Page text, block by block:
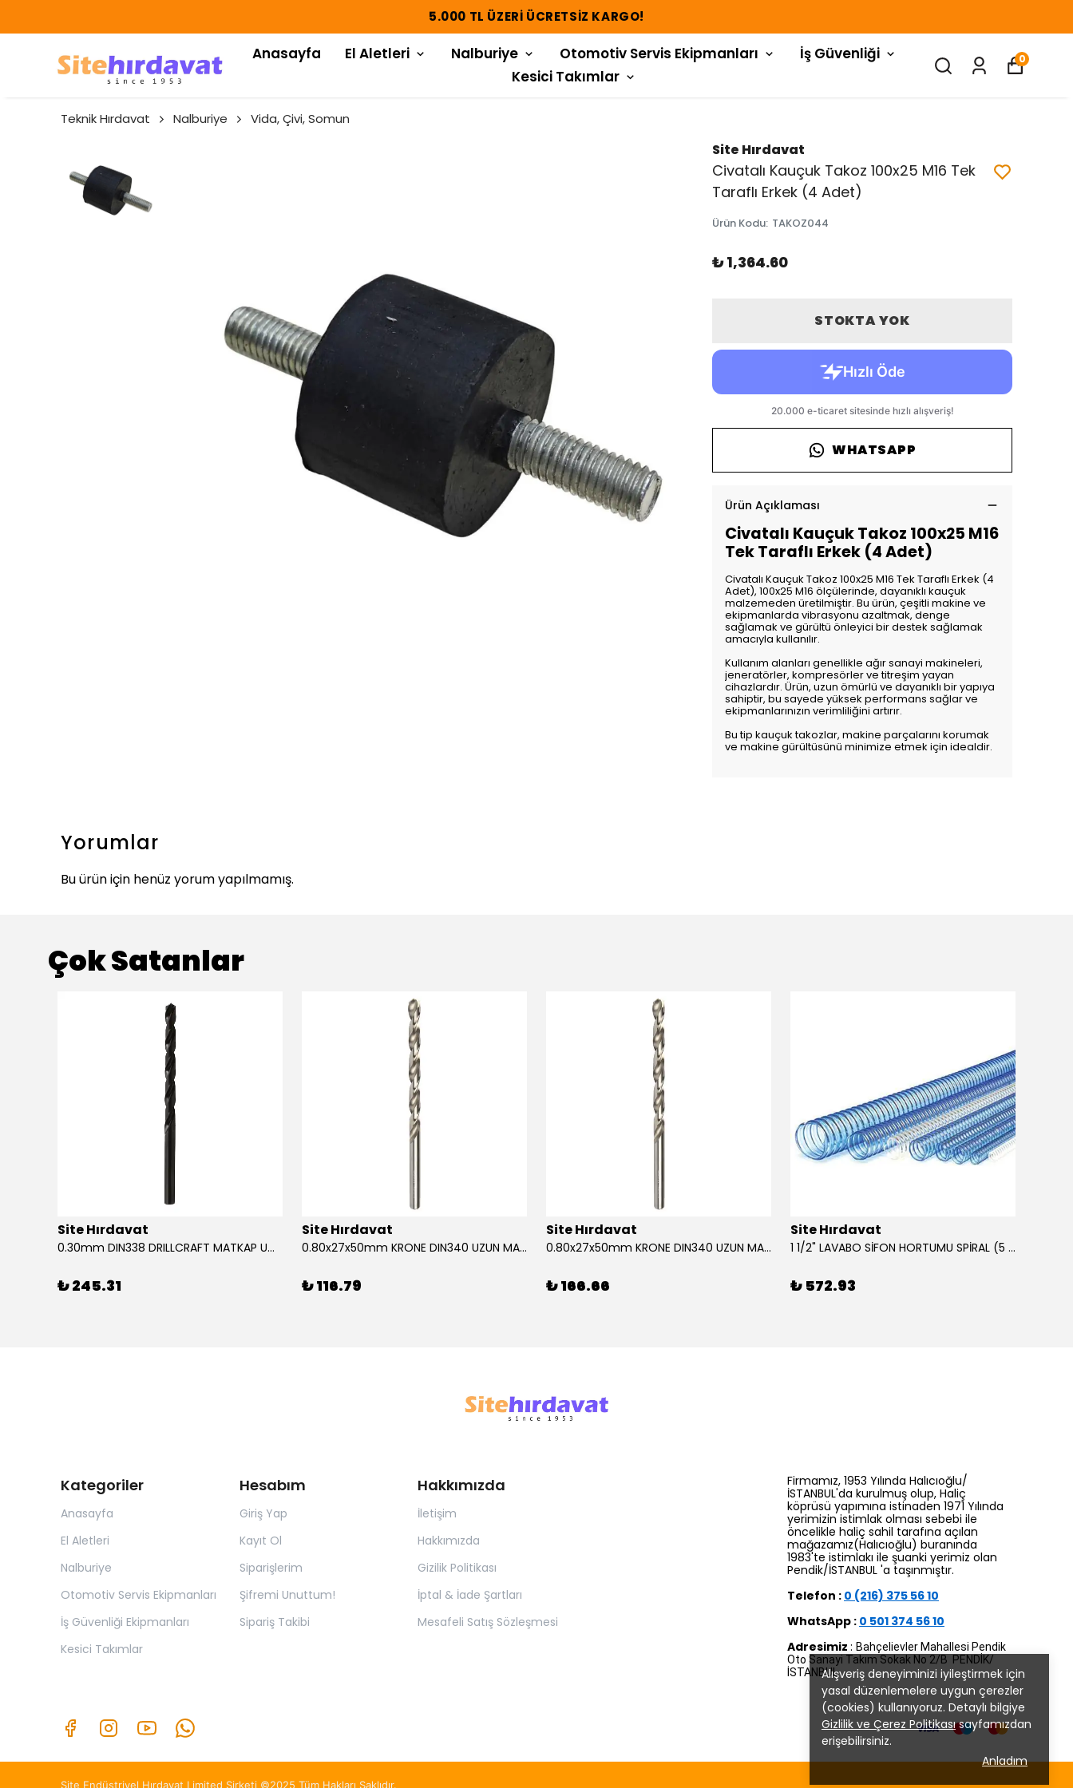
5.000 TL ÜZERI ÜCRETSIZ KARGO!
Anasayfa El Aletleri Nalburiye Otomotiv Servis Ekipmanları
İş Güvenliği
Kesici Takımlar
0
Alışveriş deneyiminizi iyileştirmek için
yasal düzenlemelere uygun çerezler
(cookies) kullanıyoruz. Detaylı bilgiye
Gizlilik ve Çerez Politikasısayfamızdan
erişebilirsiniz.
Anladım
Teknik Hırdavat Nalburiye Vida, Çivi, Somun
Site Hırdavat
Civatalı Kauçuk Takoz 100x25 M16 Tek
Taraflı Erkek (4 Adet)
Ürün Kodu: TAKOZ044
₺ 1,364.60
STOKTA YOK
WHATSAPP
Ürün Açıklaması
Civatalı Kauçuk Takoz 100x25 M16
Tek Taraflı Erkek (4 Adet)
Civatalı Kauçuk Takoz 100x25 M16 Tek Taraflı Erkek (4
Adet), 100x25 M16 ölçülerinde, dayanıklı kauçuk
malzemeden üretilmiştir. Bu ürün, çeşitli makine ve
ekipmanlarda vibrasyonu azaltmak, denge
sağlamak ve gürültü önleyici bir destek sağlamak
amacıyla kullanılır.
Kullanım alanları genellikle ağır sanayi makineleri,
jeneratörler, kompresörler ve titreşim yayan
cihazlardır. Ürün, uzun ömürlü ve dayanıklı bir yapıya
sahiptir, bu sayede yüksek performans sağlar ve
ekipmanlarınızın verimliliğini artırır.
Bu tip kauçuk takozlar, makine parçalarını korumak
ve makine gürültüsünü minimize etmek için idealdir.
Yorumlar
Bu ürün için henüz yorum yapılmamış.
Çok Satanlar
Site Hırdavat
0.30mm DIN338 DRILLCRAFT MATKAP UCU HSS 10 Adet
₺ 245.31
Site Hırdavat
0.80x27x50mm KRONE DIN340 UZUN MATKAP UCU HSS 10 Adet
₺ 116.79
Site Hırdavat
0.80x27x50mm KRONE DIN340 UZUN MATKAP UCU HSS 10 Adet
₺ 166.66
Site Hırdavat
1 1/2" LAVABO SİFON HORTUMU SPİRAL (5 MT)
₺ 572.93
Kategoriler
Anasayfa
El Aletleri
Nalburiye
Otomotiv Servis Ekipmanları
İş Güvenliği Ekipmanları
Kesici Takımlar
Hesabım
Giriş Yap
Kayıt Ol
Siparişlerim
Şifremi Unuttum!
Sipariş Takibi
Hakkımızda
İletişim
Hakkımızda
Gizilik Politikası
İptal & İade Şartları
Mesafeli Satış Sözleşmesi
Firmamız, 1953 Yılında Halıcıoğlu/
İSTANBUL'da kurulmuş olup, Haliç
köprüsü yapımına istinaden 1971 Yılında
yerimizin istimlak olması sebebi ile
öncelikle haliç sahil tarafına açılan
mağazamız(Halıcıoğlu) buranında
1983'te istimlakı ile şuanki yerimiz olan
Pendik/İSTANBUL 'a taşınmıştır.
Telefon : 0 (216) 375 56 10
WhatsApp : 0 501 374 56 10
Adresimiz : Bahçelievler Mahallesi Pendik
Oto Sanayi Takım Sokak No 2/B PENDİK/
İSTANBUL
Site Endüstriyel Hırdavat Limited Şirketi ©2025 Tüm Hakları Saklıdır.